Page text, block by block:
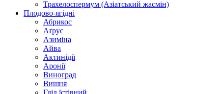
Трахелоспермум (Азіатський жасмін)
Плодово-ягідні
Абрикос
Аґрус
Азиміна
Айва
Актинідії
Аронії
Виноград
Вишня
Глід їстівний